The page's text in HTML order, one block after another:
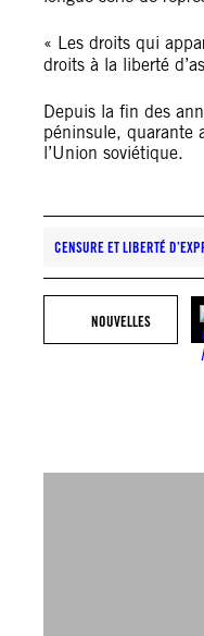
« Les droits qui
droits à la liberté
Depuis la fin des
péninsule, quarante
l’Union soviétique.
CENSURE ET LIBERTÉ
NOUVELLES